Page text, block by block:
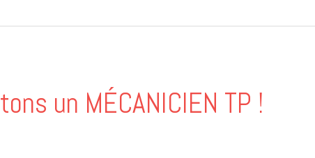
un MÉCANICIEN TP !